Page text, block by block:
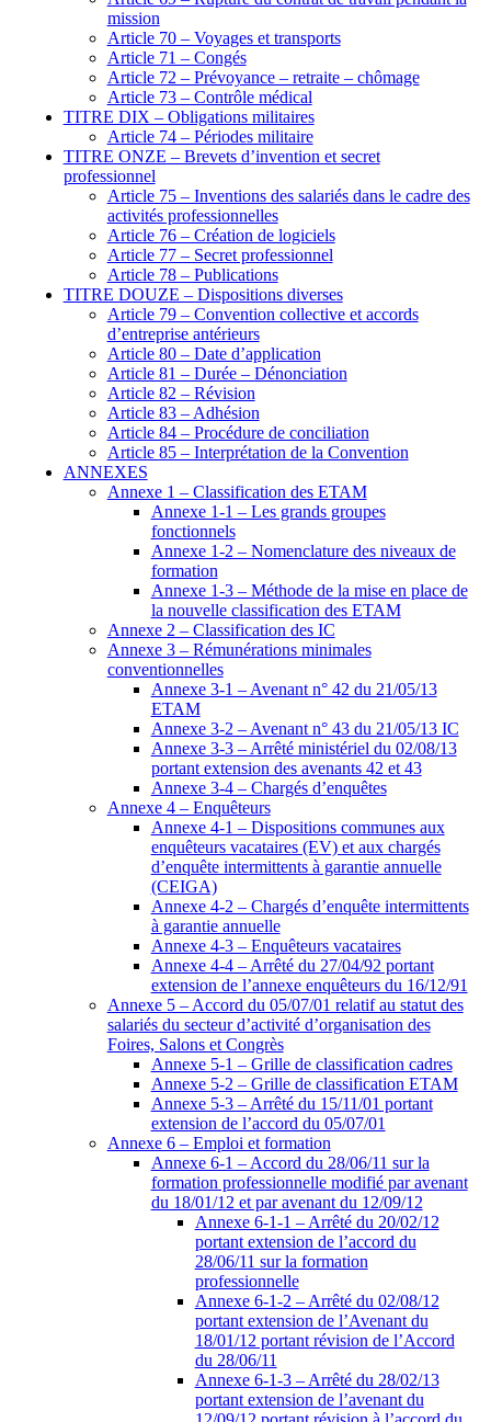
mission
Article 70 – Voyages et transports
Article 71 – Congés
Article 72 – Prévoyance – retraite – chômage
Article 73 – Contrôle médical
TITRE DIX – Obligations militaires
Article 74 – Périodes militaire
TITRE ONZE – Brevets d’invention et secret
professionnel
Article 75 – Inventions des salariés dans le cadre des
activités professionnelles
Article 76 – Création de logiciels
Article 77 – Secret professionnel
Article 78 – Publications
TITRE DOUZE – Dispositions diverses
Article 79 – Convention collective et accords
d’entreprise antérieurs
Article 80 – Date d’application
Article 81 – Durée – Dénonciation
Article 82 – Révision
Article 83 – Adhésion
Article 84 – Procédure de conciliation
Article 85 – Interprétation de la Convention
ANNEXES
Annexe 1 – Classification des ETAM
Annexe 1-1 – Les grands groupes
fonctionnels
Annexe 1-2 – Nomenclature des niveaux de
formation
Annexe 1-3 – Méthode de la mise en place de
la nouvelle classification des ETAM
Annexe 2 – Classification des IC
Annexe 3 – Rémunérations minimales
conventionnelles
Annexe 3-1 – Avenant n° 42 du 21/05/13
ETAM
Annexe 3-2 – Avenant n° 43 du 21/05/13 IC
Annexe 3-3 – Arrêté ministériel du 02/08/13
portant extension des avenants 42 et 43
Annexe 3-4 – Chargés d’enquêtes
Annexe 4 – Enquêteurs
Annexe 4-1 – Dispositions communes aux
enquêteurs vacataires (EV) et aux chargés
d’enquête intermittents à garantie annuelle
(CEIGA)
Annexe 4-2 – Chargés d’enquête intermittents
à garantie annuelle
Annexe 4-3 – Enquêteurs vacataires
Annexe 4-4 – Arrêté du 27/04/92 portant
extension de l’annexe enquêteurs du 16/12/91
Annexe 5 – Accord du 05/07/01 relatif au statut des
salariés du secteur d’activité d’organisation des
Foires, Salons et Congrès
Annexe 5-1 – Grille de classification cadres
Annexe 5-2 – Grille de classification ETAM
Annexe 5-3 – Arrêté du 15/11/01 portant
extension de l’accord du 05/07/01
Annexe 6 – Emploi et formation
Annexe 6-1 – Accord du 28/06/11 sur la
formation professionnelle modifié par avenant
du 18/01/12 et par avenant du 12/09/12
Annexe 6-1-1 – Arrêté du 20/02/12
portant extension de l’accord du
28/06/11 sur la formation
professionnelle
Annexe 6-1-2 – Arrêté du 02/08/12
portant extension de l’Avenant du
18/01/12 portant révision de l’Accord
du 28/06/11
Annexe 6-1-3 – Arrêté du 28/02/13
portant extension de l’avenant du